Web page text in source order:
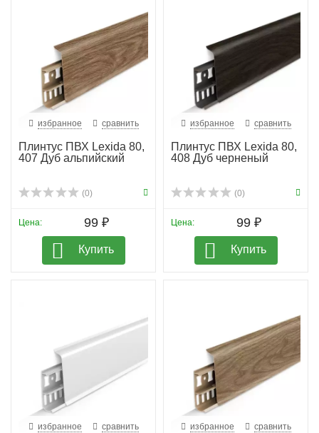
избранное сравнить
Плинтус ПВХ Lexida 80,
407 Дуб альпийский
(0)
Цена: 99 ₽
Купить
избранное сравнить
Плинтус ПВХ Lexida 80,
408 Дуб черненый
(0)
Цена: 99 ₽
Купить
избранное сравнить избранное сравнить